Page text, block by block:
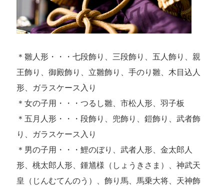
＊雛人形・・・七段飾り、三段飾り、五人飾り、親
王飾り、御殿飾り、立雛飾り、手のり雛、木目込人
形、ガラスケース入り
＊女の子用・・・つるし雛、市松人形、羽子板
＊五月人形・・・段飾り、兜飾り、鎧飾り、武者飾
り、ガラスケース入り
＊男の子用・・・鯉のぼり、武者人形、金太郎人
形、桃太郎人形、鍾馗様（しょうきさま）、神武天
皇（じんむてんのう）、飾り馬、馬乗大将、天神飾